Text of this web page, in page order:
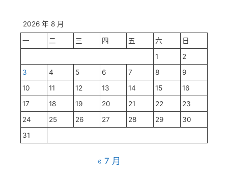
2026 年 8 月
一 二 三 四 五 六
日
1
2
3
4 5 6 7 8
9
10
11 12 13 14 15
16
17
18 19 20 21 22
23
24
25 26 27 28 29
30
31
« 7 月